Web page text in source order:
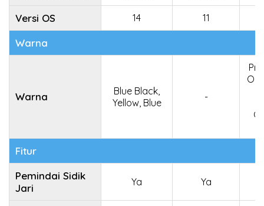
Versi OS 14 11
Warna
Warna
Blue Black,
Yellow, Blue
-
Fitur
Pemindai Sidik
Jari
Ya Ya